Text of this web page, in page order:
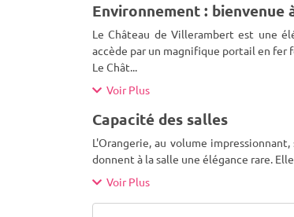
Environnement : bienvenue
Le Château de Villerambert est une
accède par un magnifique portail en fer
Le Chât...
Voir Plus
Capacité des salles
L'Orangerie, au volume
donnent à la salle une élégance rare.
Voir Plus